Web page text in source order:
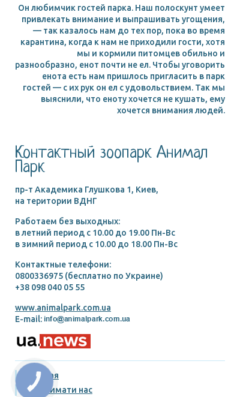
Он любимчик гостей парка. Наш полоскунт умеет
привлекать внимание и выпрашивать угощения,
— так казалось нам до тех пор, пока во время
карантина, когда к нам не приходили гости, хотя
мы и кормили питомцев обильно и
разнообразно, енот почти не ел. Чтобы уговорить
енота есть нам пришлось пригласить в парк
гостей — с их рук он ел с удовольствием. Так мы
выяснили, что еноту хочется не кушать, ему
хочется внимания людей.
Контактный зоопарк Анимал
Парк
пр-т Академика Глушкова 1, Киев,
на територии ВДНГ
Работаем без выходных:
в летний период c 10.00 до 19.00 Пн-Вс
в зимний период c 10.00 до 18.00 Пн-Вс
Контактные телефони:
0800336975 (бесплатно по Украине)
+38 098 040 05 55
www.animalpark.com.ua
E-mail:
Главная
Підтримати нас
КНОПКА
ЗВ'ЯЗКУ